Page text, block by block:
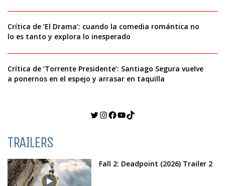
Crítica de ‘El Drama’: cuando la comedia romántica no
lo es tanto y explora lo inesperado
Crítica de ‘Torrente Presidente’: Santiago Segura vuelve
a ponernos en el espejo y arrasar en taquilla
Twitter
Instagram
Facebook
YouTube
TikTok
TRAILERS
Fall 2: Deadpoint (2026) Trailer 2